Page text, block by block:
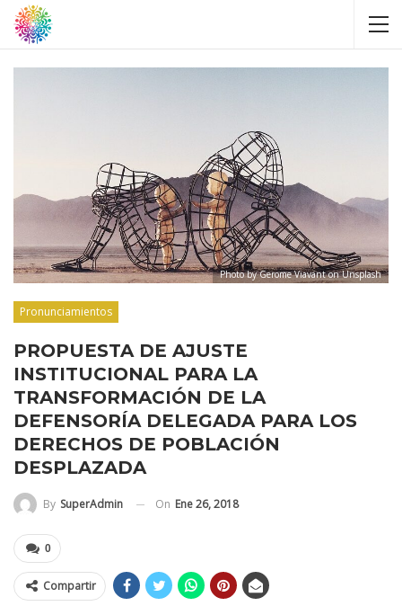
Photo by Gerome Viavant on Unsplash
Pronunciamientos
PROPUESTA DE AJUSTE
INSTITUCIONAL PARA LA
TRANSFORMACIÓN DE LA
DEFENSORÍA DELEGADA PARA LOS
DERECHOS DE POBLACIÓN
DESPLAZADA
By SuperAdmin On Ene 26, 2018
0
Compartir